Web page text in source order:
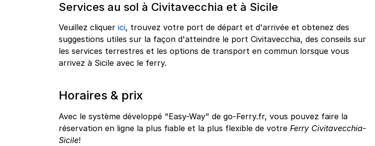
Services au sol à Civitavecchia et à Sicile
Veuillez cliquer ici, trouvez votre port de départ et d'arrivée et obtenez des
suggestions utiles sur la façon d'atteindre le port Civitavecchia, des conseils sur
les services terrestres et les options de transport en commun lorsque vous
arrivez à Sicile avec le ferry.
Horaires & prix
Avec le système développé "Easy-Way" de go-Ferry.fr, vous pouvez faire la
réservation en ligne la plus fiable et la plus flexible de votre Ferry Civitavecchia-
Sicile!